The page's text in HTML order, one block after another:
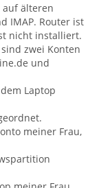
auf älteren
IMAP. Router ist
nicht installiert.
zwei Konten
und
Laptop
meiner Frau,